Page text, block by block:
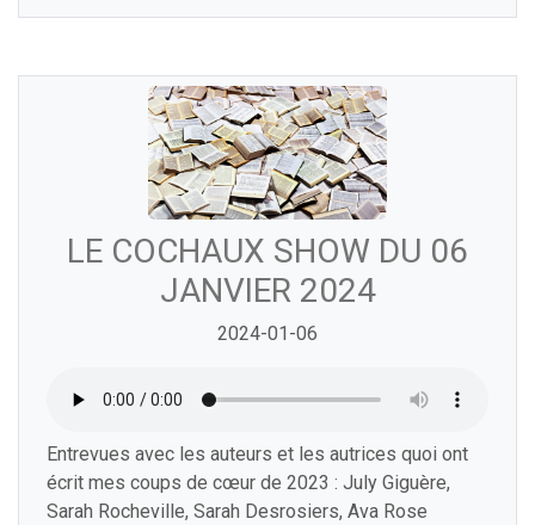
LE COCHAUX SHOW DU 06
JANVIER 2024
2024-01-06
Entrevues avec les auteurs et les autrices quoi ont
écrit mes coups de cœur de 2023 : July Giguère,
Sarah Rocheville, Sarah Desrosiers, Ava Rose